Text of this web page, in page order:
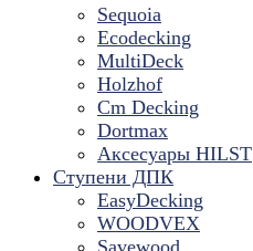
Sequoia
Ecodecking
MultiDeck
Holzhof
Cm Decking
Dortmax
Аксесуары HILST
Ступени ДПК
EasyDecking
WOODVEX
Savewood